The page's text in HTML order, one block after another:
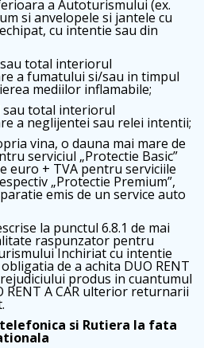
a Autoturismului (ex.
si anvelopele si jantele cu
cu intentie sau din
total interiorul
a fumatului si/sau in timpul
mediilor inflamabile;
total interiorul
a neglijentei sau relei intentii;
vina, o dauna mai mare de
serviciul „Protectie Basic”
euro + TVA pentru serviciile
„Protectie Premium”,
emis de un service auto
la punctul 6.8.1 de mai
raspunzator pentru
Inchiriat cu intentie
de a achita DUO RENT
produs in cuantumul
RENT A CAR ulterior returnarii
si Rutiera la fata